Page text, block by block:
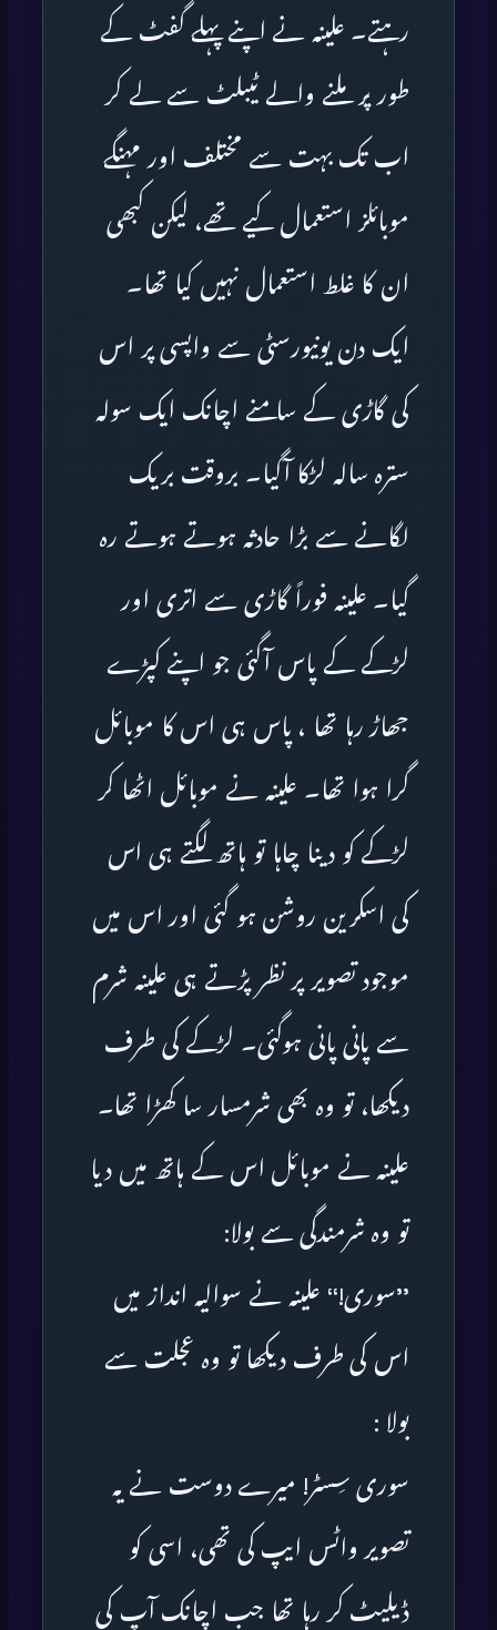
رہتے۔ علینہ نے اپنے پہلے گفٹ کے
طور پر ملنے والے ٹیبلٹ سے لے کر
اب تک بہت سے مختلف اور مہنگے
موبائلز استعمال کیے تھے، لیکن کبھی
ان کا غلط استعمال نہیں کیا تھا۔
ایک دن یونیورسٹی سے واپسی پر اس
کی گاڑی کے سامنے اچانک ایک سولہ
سترہ سالہ لڑکا آگیا۔ بروقت بریک
لگانے سے بڑا حادثہ ہوتے ہوتے رہ
گیا۔ علینہ فوراً گاڑی سے اتری اور
لڑکے کے پاس آگئی جو اپنے کپڑے
جھاڑ رہا تھا ، پاس ہی اس کا موبائل
گرا ہوا تھا۔ علینہ نے موبائل اٹھا کر
لڑکے کو دینا چاہا تو ہاتھ لگتے ہی اس
کی اسکرین روشن ہو گئی اور اس میں
موجود تصویر پر نظر پڑتے ہی علینہ شرم
سے پانی پانی ہوگئی۔ لڑکے کی طرف
دیکھا، تو وہ بھی شرمسار سا کھڑا تھا۔
علینہ نے موبائل اس کے ہاتھ میں دیا
تو وہ شرمندگی سے بولا:
’’سوری!‘‘ علینہ نے سوالیہ انداز میں
اس کی طرف دیکھا تو وہ عجلت سے
بولا :
سوری سِسٹر! میرے دوست نے یہ
تصویر واٹس ایپ کی تھی، اسی کو
ڈیلیٹ کر رہا تھا جب اچانک آپ کی